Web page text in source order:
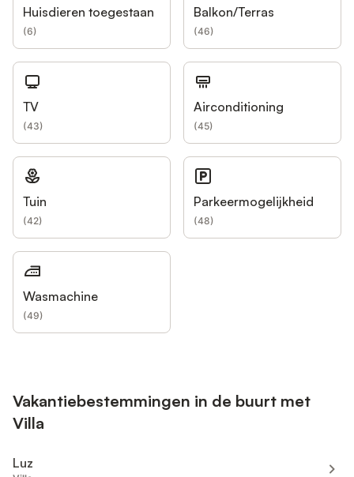
Huisdieren toegestaan
(6)
Balkon/Terras
(46)
TV
(43)
Airconditioning
(45)
Tuin
(42)
Parkeermogelijkheid
(48)
Wasmachine
(49)
Vakantiebestemmingen in de buurt met
Villa
Luz